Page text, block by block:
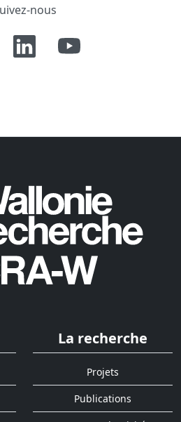
nous
La recherche
Projets
Publications